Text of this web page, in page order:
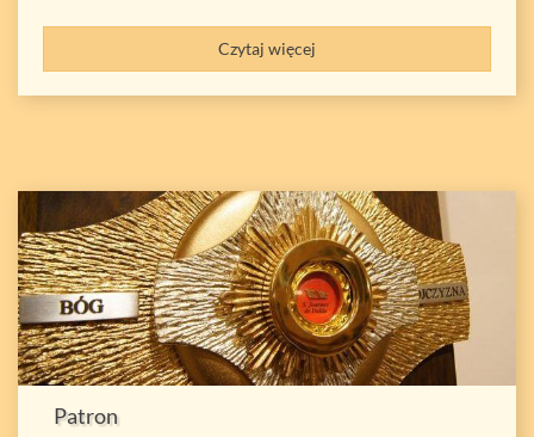
Czytaj więcej
Patron